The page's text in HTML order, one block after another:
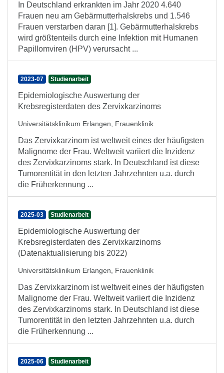
In Deutschland erkrankten im Jahr 2020 4.640
Frauen neu am Gebärmutterhalskrebs und 1.546
Frauen verstarben daran [1]. Gebärmutterhalskrebs
wird größtenteils durch eine Infektion mit Humanen
Papillomviren (HPV) verursacht ...
2023-07 Studienarbeit
Epidemiologische Auswertung der
Krebsregisterdaten des Zervixkarzinoms
Universitätsklinikum Erlangen, Frauenklinik
Das Zervixkarzinom ist weltweit eines der häufigsten
Malignome der Frau. Weltweit variiert die Inzidenz
des Zervixkarzinoms stark. In Deutschland ist diese
Tumorentität in den letzten Jahrzehnten u.a. durch
die Früherkennung ...
2025-03 Studienarbeit
Epidemiologische Auswertung der
Krebsregisterdaten des Zervixkarzinoms
(Datenaktualisierung bis 2022)
Universitätsklinikum Erlangen, Frauenklinik
Das Zervixkarzinom ist weltweit eines der häufigsten
Malignome der Frau. Weltweit variiert die Inzidenz
des Zervixkarzinoms stark. In Deutschland ist diese
Tumorentität in den letzten Jahrzehnten u.a. durch
die Früherkennung ...
2025-06 Studienarbeit